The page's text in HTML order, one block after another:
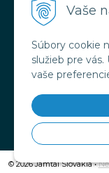
Vaše
Súbory cookie
služieb pre
vaše
© 2026 Jamtal Slovakia •